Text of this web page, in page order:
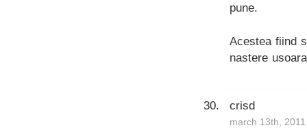
pune.
Acestea fiind
nastere
crisd
march 13th,